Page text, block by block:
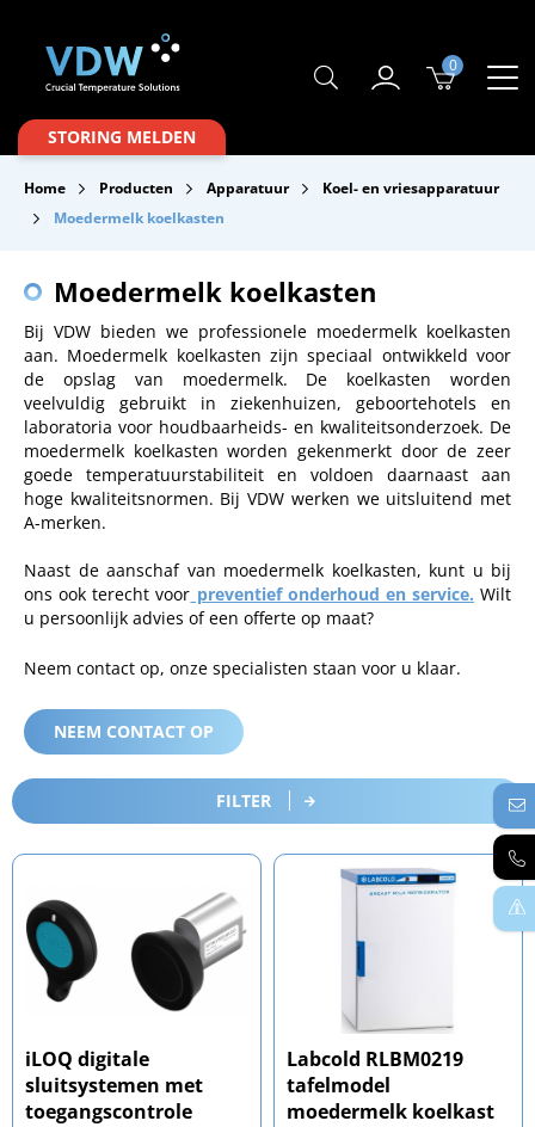
Producten
Branches
Merken
Contact
Downloads
0
STORING MELDEN
Home Producten Apparatuur
Koel- en vriesapparatuur
Moedermelk koelkasten
Moedermelk koelkasten
Bij VDW bieden we professionele moedermelk koelkasten
aan. Moedermelk koelkasten zijn speciaal ontwikkeld voor
de opslag van moedermelk. De koelkasten worden
veelvuldig gebruikt in ziekenhuizen, geboortehotels en
laboratoria voor houdbaarheids- en kwaliteitsonderzoek. De
moedermelk koelkasten worden gekenmerkt door de zeer
goede temperatuurstabiliteit en voldoen daarnaast aan
hoge kwaliteitsnormen. Bij VDW werken we uitsluitend met
A-merken.
Naast de aanschaf van moedermelk koelkasten, kunt u bij
ons ook terecht voor preventief onderhoud en service. Wilt
u persoonlijk advies of een offerte op maat?
Neem contact op, onze specialisten staan voor u klaar.
NEEM CONTACT OP
FILTER
iLOQ digitale
sluitsystemen met
toegangscontrole
Labcold RLBM0219
tafelmodel
moedermelk koelkast